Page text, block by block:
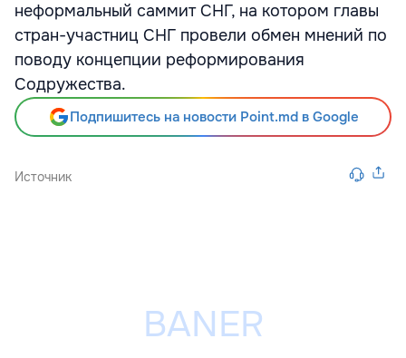
неформальный саммит СНГ, на котором главы
стран-участниц СНГ провели обмен мнений по
поводу концепции реформирования
Содружества.
Подпишитесь на новости Point.md в Google
Источник